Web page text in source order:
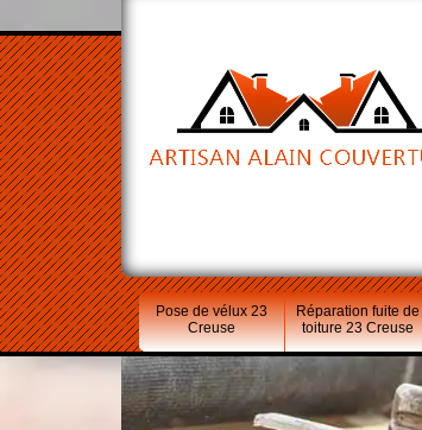
Pose de vélux 23
Creuse
Réparation fuite de
toiture 23 Creuse